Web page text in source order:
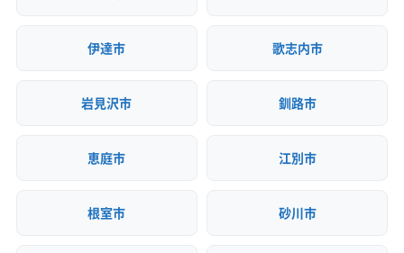
伊達市 歌志内市
岩見沢市 釧路市
恵庭市 江別市
根室市 砂川市